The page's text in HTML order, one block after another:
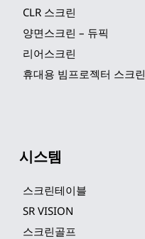
CLR 스크린
양면스크린 – 듀픽
리어스크린
휴대용 빔프로젝터 스크린
시스템
스크린테이블
SR VISION
스크린골프